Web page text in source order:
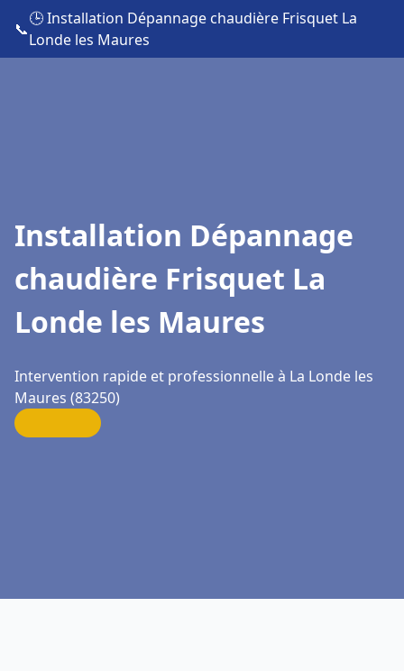
📞
🕒 Installation Dépannage chaudière Frisquet La
Londe les Maures
Installation Dépannage
chaudière Frisquet La
Londe les Maures
Intervention rapide et professionnelle à La Londe les
Maures (83250)